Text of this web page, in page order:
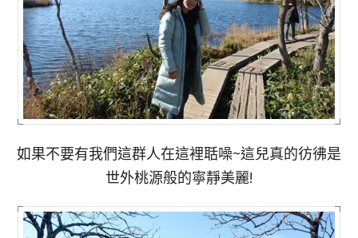
如果不要有我們這群人在這裡聒噪~這兒真的彷彿是
世外桃源般的寧靜美麗!